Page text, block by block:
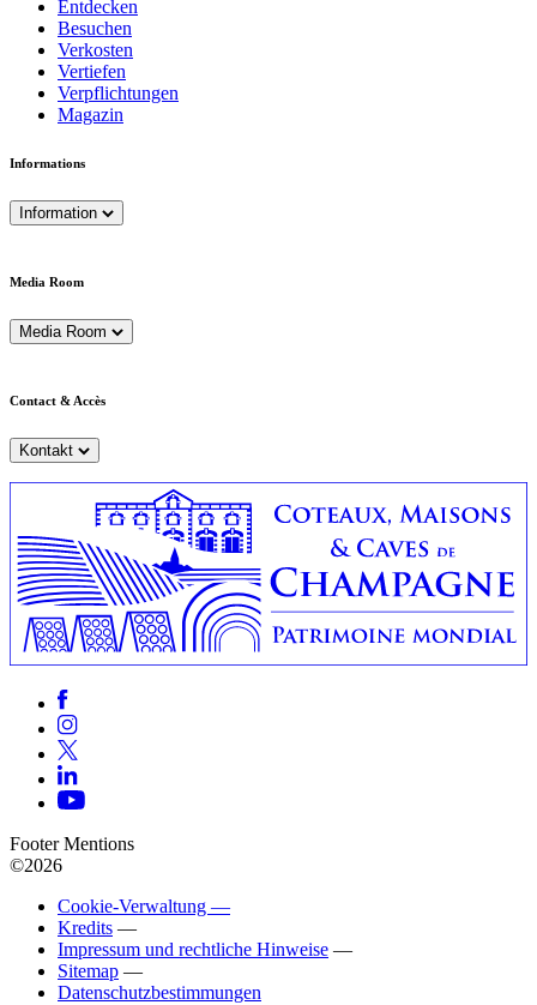
Entdecken
Besuchen
Verkosten
Vertiefen
Verpflichtungen
Magazin
Informations
Information
Media Room
Media Room
Contact & Accès
Kontakt
Footer Mentions
©2026
Cookie-Verwaltung —
Kredits —
Impressum und rechtliche Hinweise —
Sitemap —
Datenschutzbestimmungen